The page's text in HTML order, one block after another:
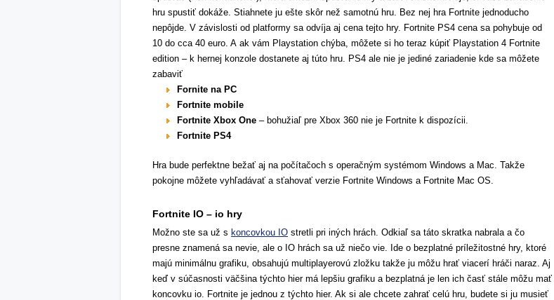
hru spustiť dokáže. Stiahnete ju ešte skôr než samotnú hru. Bez nej hra Fortnite jednoducho
nepôjde. V závislosti od platformy sa odvíja aj cena tejto hry. Fortnite PS4 cena sa pohybuje od
10 do cca 40 euro. A ak vám Playstation chýba, môžete si ho teraz kúpiť Playstation 4 Fortnite
edition – k hernej konzole dostanete aj túto hru. PS4 ale nie je jediné zariadenie kde sa môžete
zabaviť
Fornite na PC
Fortnite mobile
Fortnite Xbox One – bohužiaľ pre Xbox 360 nie je Fortnite k dispozícii.
Fortnite PS4
Hra bude perfektne bežať aj na počítačoch s operačným systémom Windows a Mac. Takže
pokojne môžete vyhľadávať a sťahovať verzie Fortnite Windows a Fortnite Mac OS.
Fortnite IO – io hry
Možno ste sa už s koncovkou IO stretli pri iných hrách. Odkiaľ sa táto skratka nabrala a čo
presne znamená sa nevie, ale o IO hrách sa už niečo vie. Ide o bezplatné príležitostné hry, ktoré
majú minimálnu grafiku, obsahujú multiplayerovú zložku takže ju môžu hrať viacerí hráči naraz. Aj
keď v súčasnosti väčšina týchto hier má lepšiu grafiku a bezplatná je len ich časť stále môžu mať
koncovku io. Fortnite je jednou z týchto hier. Ak si ale chcete zahrať celú hru, budete si ju musieť